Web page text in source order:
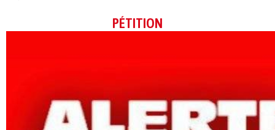
PÉTITION